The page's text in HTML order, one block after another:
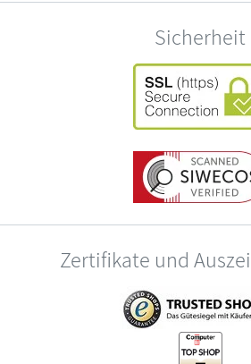
Sicherheit
Zertifikate und